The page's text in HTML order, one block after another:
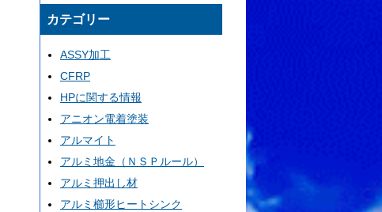
カテゴリー
ASSY加工
CFRP
HPに関する情報
アニオン電着塗装
アルマイト
アルミ地金（ＮＳＰルール）
アルミ押出し材
アルミ櫛形ヒートシンク